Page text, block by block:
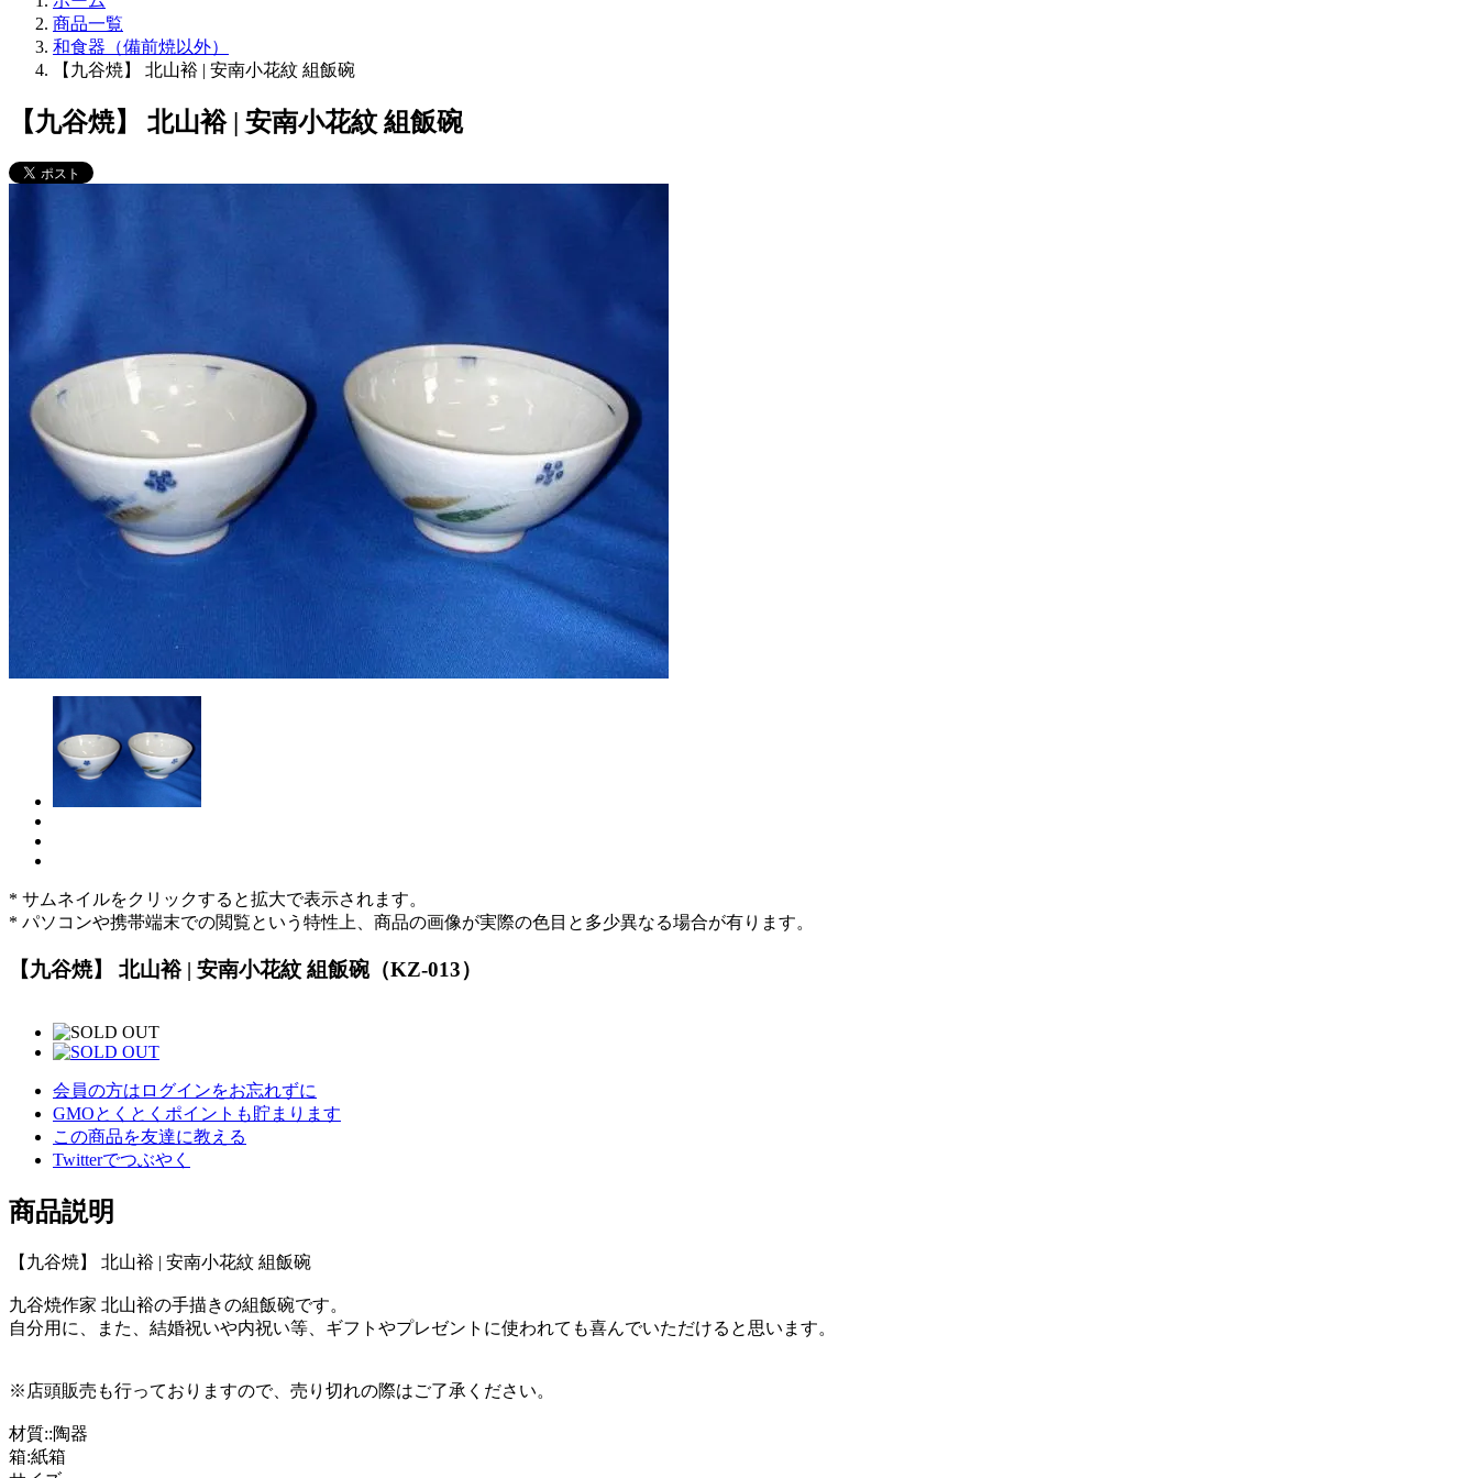
商品一覧
和食器（備前焼以外）
【九谷焼】 北山裕 | 安南小花紋 組飯碗
【九谷焼】 北山裕 | 安南小花紋 組飯碗
* サムネイルをクリックすると拡大で表示されます。
* パソコンや携帯端末での閲覧という特性上、商品の画像が実際の色目と多少異なる場合が有ります。
【九谷焼】 北山裕 | 安南小花紋 組飯碗（KZ-013）
会員の方はログインをお忘れずに
GMOとくとくポイントも貯まります
この商品を友達に教える
Twitterでつぶやく
商品説明
【九谷焼】 北山裕 | 安南小花紋 組飯碗
九谷焼作家 北山裕の手描きの組飯碗です。
自分用に、また、結婚祝いや内祝い等、ギフトやプレゼントに使われても喜んでいただけると思います。
※店頭販売も行っておりますので、売り切れの際はご了承ください。
材質::陶器
箱:紙箱